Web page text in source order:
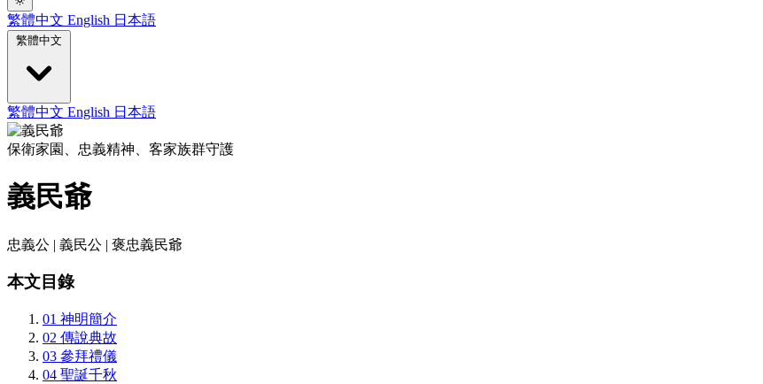
繁體中文 English 日本語
繁體中文
繁體中文 English 日本語
保衛家園、忠義精神、客家族群守護
義民爺
忠義公 | 義民公 | 褒忠義民爺
本文目錄
01 神明簡介
02 傳說典故
03 參拜禮儀
04 聖誕千秋